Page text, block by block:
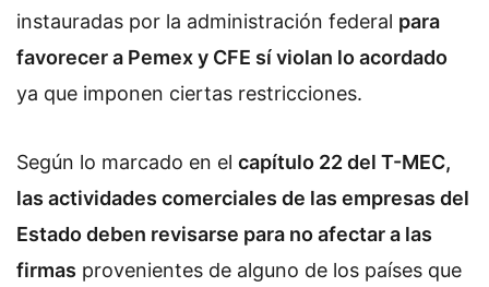
instauradas por la administración federal para
favorecer a Pemex y CFE síviolan lo acordado
ya que imponen ciertas restricciones.
Según lo marcado en el capítulo 22 del T-MEC,
las actividades comerciales de las empresas del
Estado deben revisarse para no afectar a las
firmas provenientes de alguno de los países que